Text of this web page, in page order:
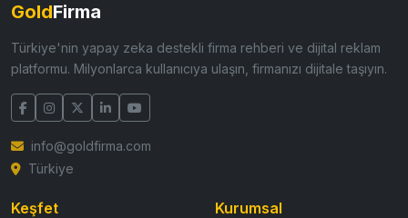
GoldFirma
Türkiye'nin yapay zeka destekli firma rehberi ve dijital reklam
platformu. Milyonlarca kullanıcıya ulaşın, firmanızı dijitale taşıyın.
info@goldfirma.com
Türkiye
Keşfet
Kurumsal